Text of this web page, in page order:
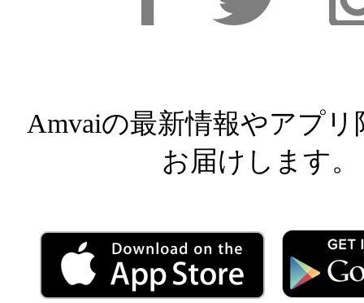
Amvaiの最新情報やアプリ
お届けします。